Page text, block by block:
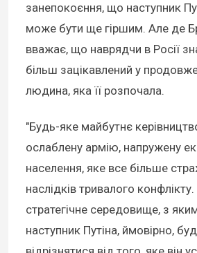
занепокоєння, що наступник
може бути ще гіршим. Але де
вважає, що наврядчи в Росії
більш зацікавлений у
людина, яка її розпочала.
"Будь-яке майбутнє
ослаблену армію, напружену
населення, яке все більше
наслідків тривалого
стратегічне середовище, з
наступник Путіна, ймовірно,